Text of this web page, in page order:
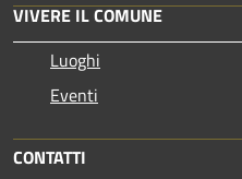
VIVERE IL COMUNE
Luoghi
Eventi
CONTATTI